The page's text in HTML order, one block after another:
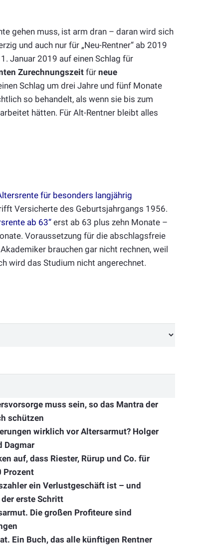
gehen muss, ist arm dran – daran wird sich
und auch nur für „Neu-Rentner“ ab 2019
Januar 2019 auf einen Schlag für
Zurechnungszeit für neue
Schlag um drei Jahre und fünf Monate
so behandelt, als wenn sie bis zum
hätten. Für Alt-Rentner bleibt alles
für besonders langjährig
Versicherte des Geburtsjahrgangs 1956.
ab 63“ erst ab 63 plus zehn Monate –
Voraussetzung für die abschlagsfreie
brauchen gar nicht rechnen, weil
wird das Studium nicht angerechnet.
muss sein, so das Mantra der
schützen
wirklich vor Altersarmut? Holger
Dagmar
auf, dass Riester, Rürup und Co. für
Prozent
ein Verlustgeschäft ist – und
erste Schritt
Die großen Profiteure sind
Ein Buch, das alle künftigen Rentner